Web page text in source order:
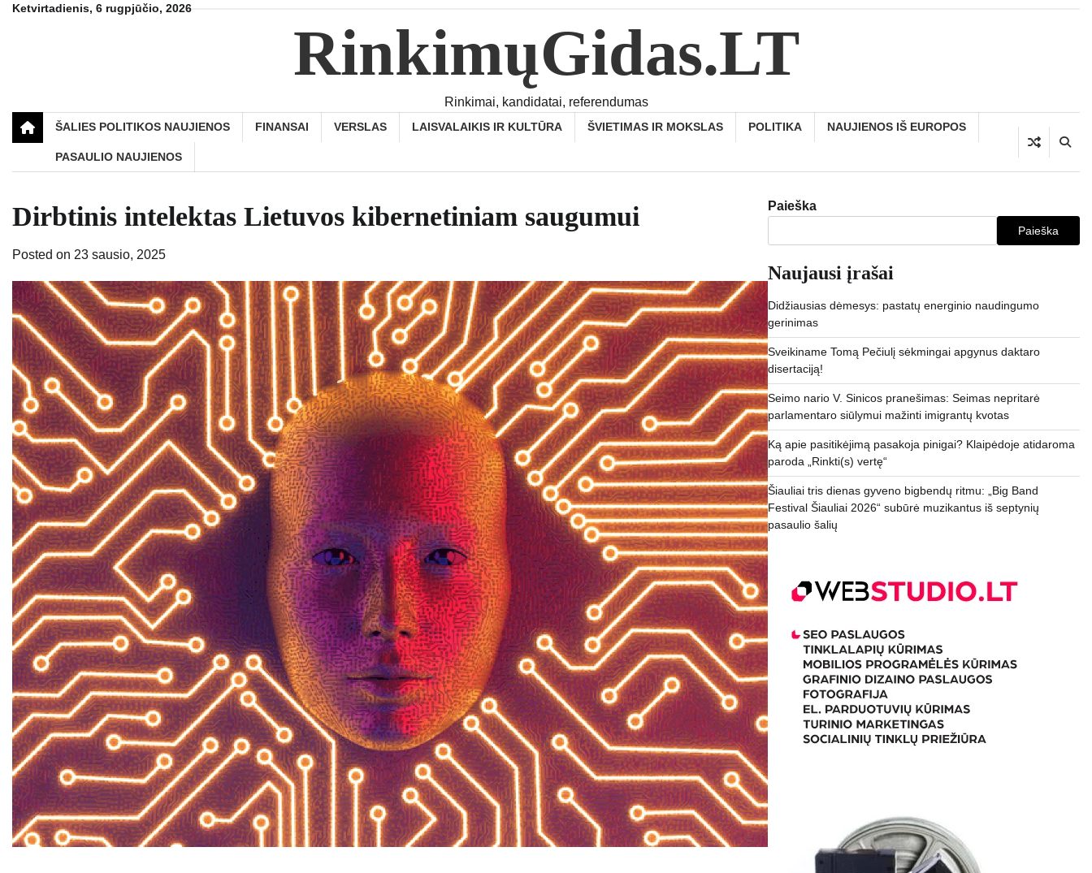
SkipKetvirtadienis, 6 rugpjūčio, 2026
RinkimųGidas.LT
Rinkimai, kandidatai, referendumas
ŠALIES POLITIKOS NAUJIENOS FINANSAI VERSLAS LAISVALAIKIS IR KULTŪRA ŠVIETIMAS IR MOKSLAS POLITIKA NAUJIENOS IŠ EUROPOS
PASAULIO NAUJIENOS
Dirbtinis intelektas Lietuvos kibernetiniam saugumui
Posted on 23 sausio, 2025
Paieška
Paieška
Naujausi įrašai
Didžiausias dėmesys: pastatų energinio naudingumo
gerinimas
Sveikiname Tomą Pečiulį sėkmingai apgynus daktaro
disertaciją!
Seimo nario V. Sinicos pranešimas: Seimas nepritarė
parlamentaro siūlymui mažinti imigrantų kvotas
Ką apie pasitikėjimą pasakoja pinigai? Klaipėdoje atidaroma
paroda „Rinkti(s) vertę“
Šiauliai tris dienas gyveno bigbendų ritmu: „Big Band
Festival Šiauliai 2026“ subūrė muzikantus iš septynių
pasaulio šalių